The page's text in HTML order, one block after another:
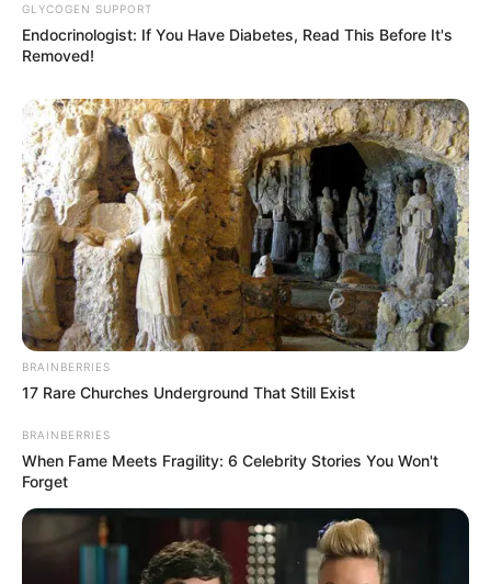
GLYCOGEN SUPPORT
Endocrinologist: If You Have Diabetes, Read This Before It's
Removed!
BRAINBERRIES
17 Rare Churches Underground That Still Exist
BRAINBERRIES
When Fame Meets Fragility: 6 Celebrity Stories You Won't
Forget